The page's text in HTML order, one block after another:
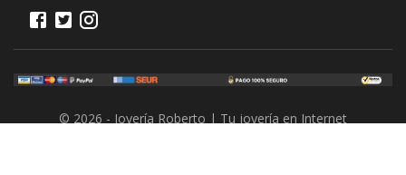
© 2026 - Joyería Roberto | Tu joyería en Internet